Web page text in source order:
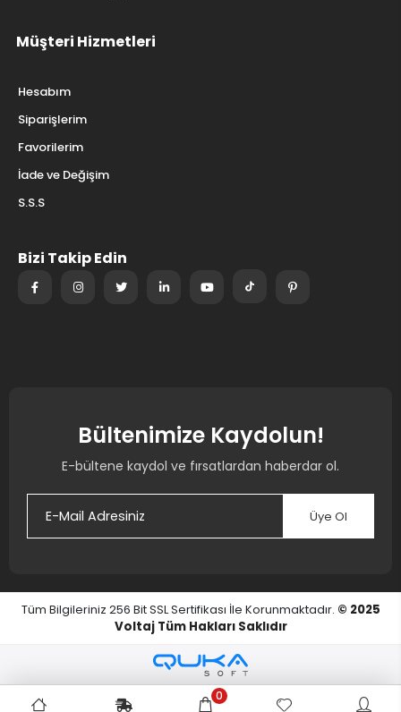
Müşteri Hizmetleri
Hesabım
Siparişlerim
Favorilerim
İade ve Değişim
S.S.S
Bizi Takip Edin
Bültenimize Kaydolun!
E-bültene kaydol ve fırsatlardan haberdar ol.
Üye Ol
Tüm Bilgileriniz 256 Bit SSL Sertifikası İle Korunmaktadır. © 2025
Voltaj Tüm Hakları Saklıdır
0